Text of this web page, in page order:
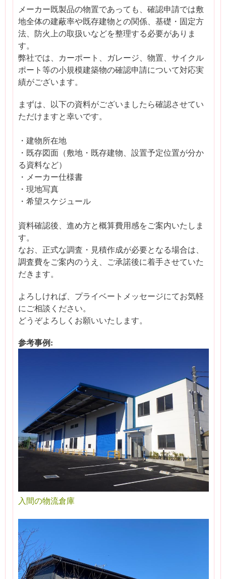
メーカー既製品の物置であっても、確認申請では敷
地全体の建蔽率や既存建物との関係、基礎・固定方
法、防火上の取扱いなどを整理する必要がありま
す。
弊社では、カーポート、ガレージ、物置、サイクル
ポート等の小規模建築物の確認申請について対応実
績がございます。
まずは、以下の資料がございましたら確認させてい
ただけますと幸いです。
・建物所在地
・既存図面（敷地・既存建物、設置予定位置が分か
る資料など）
・メーカー仕様書
・現地写真
・希望スケジュール
資料確認後、進め方と概算費用感をご案内いたしま
す。
なお、正式な調査・見積作成が必要となる場合は、
調査費をご案内のうえ、ご承諾後に着手させていた
だきます。
よろしければ、プライベートメッセージにてお気軽
にご相談ください。
どうぞよろしくお願いいたします。
参考事例:
入間の物流倉庫